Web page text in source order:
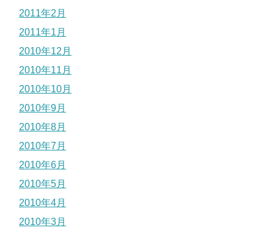
2011年2月
2011年1月
2010年12月
2010年11月
2010年10月
2010年9月
2010年8月
2010年7月
2010年6月
2010年5月
2010年4月
2010年3月